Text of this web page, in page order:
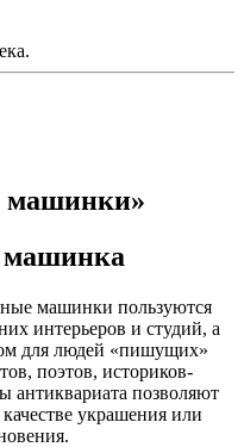
машинки»
машинки пользуются
интерьеров и студий, а
для людей «пишущих»
поэтов, историков-
антиквариата позволяют
украшения или